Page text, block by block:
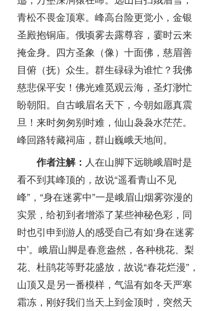
青松不畏金顶寒。峰高台险更觉小，金银
圣殿抱铜庙。俄顷雾去露尊容，霎时云来
掩金身。四方圣象（像）十面佛，慈眉善
目俯（抚）众生。群生碌碌为谁忙？我佛
慈悲保平安！佛光难觅观云海，圣灯渺忙
盼朝阳。自古峨眉名天下，今朝如愿真震
旦！来时匆匆别时难，仙山袅袅水茫茫。
峰回路转藏祠庙，群山巍峨天地间。
作者注解： 人在山脚下远眺峨眉时是
看不到其峰顶的，故说“遥看青山不见
峰”，“身在迷雾中”一是峨眉山烟雾弥漫的
实景，给初到者增添了某些神秘色彩，同
时也引申到游人的感受自己有如‘身在迷雾
中’。峨眉山脚是春意盎然，各种桃花、梨
花、杜鹃花等野花盛放，故说“春花烂漫”，
山顶又是另一番模样，气温有如冬天严寒
霜冻，刚好我们当天上到金顶时，突然天